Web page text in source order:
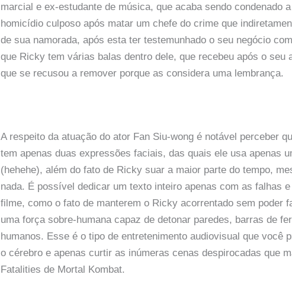
marcial e ex-estudante de música, que acaba sendo condenado
homicídio culposo após matar um chefe do crime que
de sua namorada, após esta ter testemunhado o seu negócio
que Ricky tem várias balas dentro dele, que recebeu após o seu
que se recusou a remover porque as considera uma lembrança.
A respeito da atuação do ator Fan Siu-wong é notável perceber
tem apenas duas expressões faciais, das quais ele usa apenas
(hehehe), além do fato de Ricky suar a maior parte do tempo,
nada. É possível dedicar um texto inteiro apenas com as falhas
filme, como o fato de manterem o Ricky acorrentado sem poder
uma força sobre-humana capaz de detonar paredes, barras de
humanos. Esse é o tipo de entretenimento audiovisual que você
o cérebro e apenas curtir as inúmeras cenas despirocadas que
Fatalities de Mortal Kombat.